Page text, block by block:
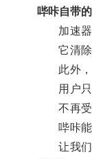
哔咔自带
加速器通
它清除
此外，加
用户只需
不再受网
哔咔能
让我们利